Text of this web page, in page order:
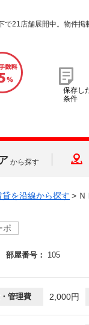
で21店舗展開中。物件掲
保存し
条件
から探す
貸を沿線から探す >
ポ
部屋番号： 105
管理費 2,000円